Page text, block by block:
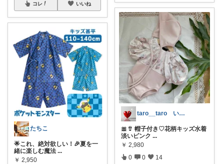
コレ いいね
たちこ
🌟これ、絶対欲しい！🎉夏を一
緒に楽しむ魔法 ...
￥ 2,950
taro__taro いらっしゃませ🎶
🎀👙 帽子付き♡花柄キッズ水着
淡いピンク ...
￥ 2,980
0 0 14